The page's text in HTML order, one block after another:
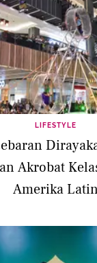
LIFESTYLE
Akrobat
Amerika Latin